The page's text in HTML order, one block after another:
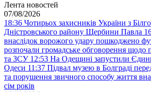
Лента новостей
07/08/2026
18:36 Чотирьох захисників України з
Дністровського району Щербини Павла
внаслідок ворожого удару пошкоджено
розпочали громадське обговорення щодо
та ЗСУ 12:53 На Одещині запустили
Одеси 11:37 Підвал музею в Болграді
та порушення звичного способу життя
сім років